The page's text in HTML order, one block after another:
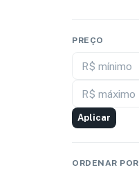
PREÇO
R$ mínimo
R$ máximo
Aplicar
ORDENAR POR